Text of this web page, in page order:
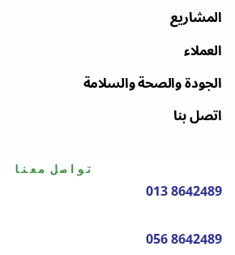
المشاريع
العملاء
الجودة والصحة والسلامة
اتصل بنا
تواصل معنا
013 8642489
056 8642489